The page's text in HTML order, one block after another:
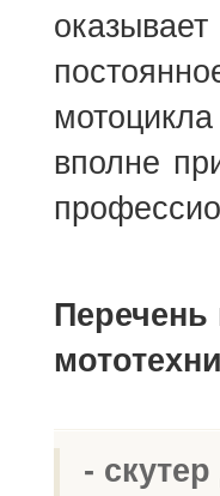
вполне
Перечень
-